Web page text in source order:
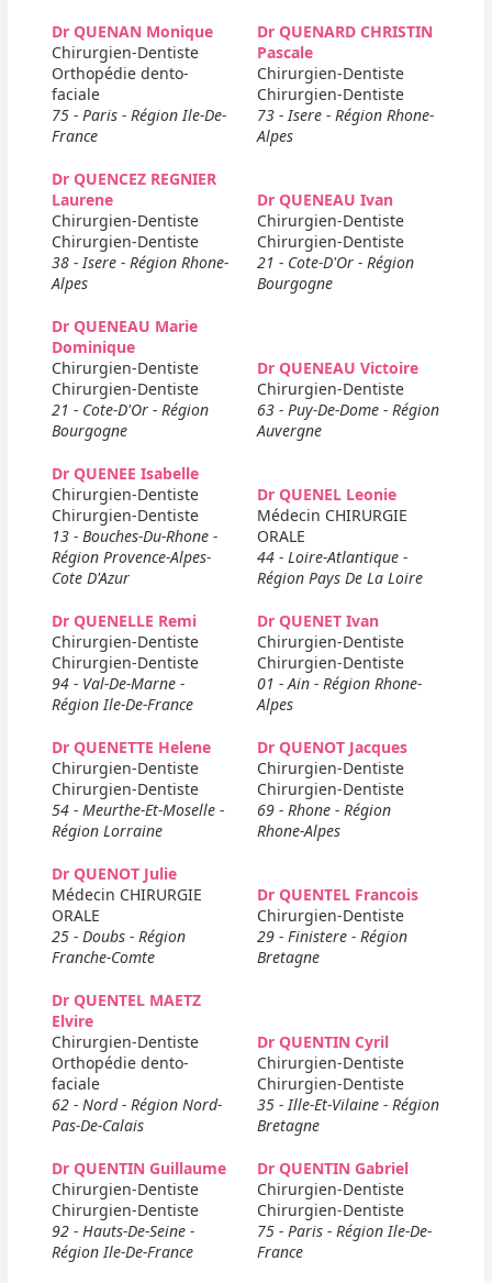
Dr QUENAN Monique
Chirurgien-Dentiste
Orthopédie dento-
faciale
75 - Paris - Région Ile-De-
France
Dr QUENARD CHRISTIN
Pascale
Chirurgien-Dentiste
Chirurgien-Dentiste
73 - Isere - Région Rhone-
Alpes
Dr QUENCEZ REGNIER
Laurene
Chirurgien-Dentiste
Chirurgien-Dentiste
38 - Isere - Région Rhone-
Alpes
Dr QUENEAU Ivan
Chirurgien-Dentiste
Chirurgien-Dentiste
21 - Cote-D'Or - Région
Bourgogne
Dr QUENEAU Marie
Dominique
Chirurgien-Dentiste
Chirurgien-Dentiste
21 - Cote-D'Or - Région
Bourgogne
Dr QUENEAU Victoire
Chirurgien-Dentiste
63 - Puy-De-Dome - Région
Auvergne
Dr QUENEE Isabelle
Chirurgien-Dentiste
Chirurgien-Dentiste
13 - Bouches-Du-Rhone -
Région Provence-Alpes-
Cote D'Azur
Dr QUENEL Leonie
Médecin CHIRURGIE
ORALE
44 - Loire-Atlantique -
Région Pays De La Loire
Dr QUENELLE Remi
Chirurgien-Dentiste
Chirurgien-Dentiste
94 - Val-De-Marne -
Région Ile-De-France
Dr QUENET Ivan
Chirurgien-Dentiste
Chirurgien-Dentiste
01 - Ain - Région Rhone-
Alpes
Dr QUENETTE Helene
Chirurgien-Dentiste
Chirurgien-Dentiste
54 - Meurthe-Et-Moselle -
Région Lorraine
Dr QUENOT Jacques
Chirurgien-Dentiste
Chirurgien-Dentiste
69 - Rhone - Région
Rhone-Alpes
Dr QUENOT Julie
Médecin CHIRURGIE
ORALE
25 - Doubs - Région
Franche-Comte
Dr QUENTEL Francois
Chirurgien-Dentiste
29 - Finistere - Région
Bretagne
Dr QUENTEL MAETZ
Elvire
Chirurgien-Dentiste
Orthopédie dento-
faciale
62 - Nord - Région Nord-
Pas-De-Calais
Dr QUENTIN Cyril
Chirurgien-Dentiste
Chirurgien-Dentiste
35 - Ille-Et-Vilaine - Région
Bretagne
Dr QUENTIN Guillaume
Chirurgien-Dentiste
Chirurgien-Dentiste
92 - Hauts-De-Seine -
Région Ile-De-France
Dr QUENTIN Gabriel
Chirurgien-Dentiste
Chirurgien-Dentiste
75 - Paris - Région Ile-De-
France